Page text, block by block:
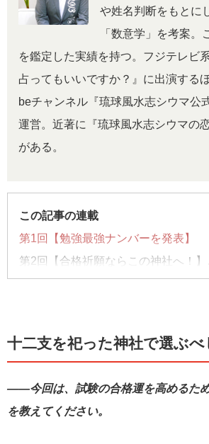
や姓名判断をもとに
「数意学」を考案。
を鑑定した実績を持つ。フジテレビ
占ってもいいですか？』に出演する
beチャンネル『琉球風水志シウマ公
運営。近著に『琉球風水志シウマの
がある。
この記事の連載
第1回【勉強最強ナンバーを発表】
第2回【合格祈願ならこの神社へ！
十二支を祀った神社で選ぶべ
――今回は、試験の合格運を高めるた
を教えてください。